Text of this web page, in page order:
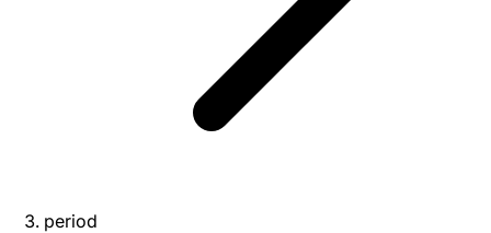
period